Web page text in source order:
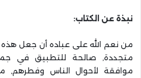
نبذة عن الكتاب:
من نعم الله على عباده أن جعل هذه
متجددة, صالحة للتطبيق في
موافقة لأحوال الناس وفطرهم,